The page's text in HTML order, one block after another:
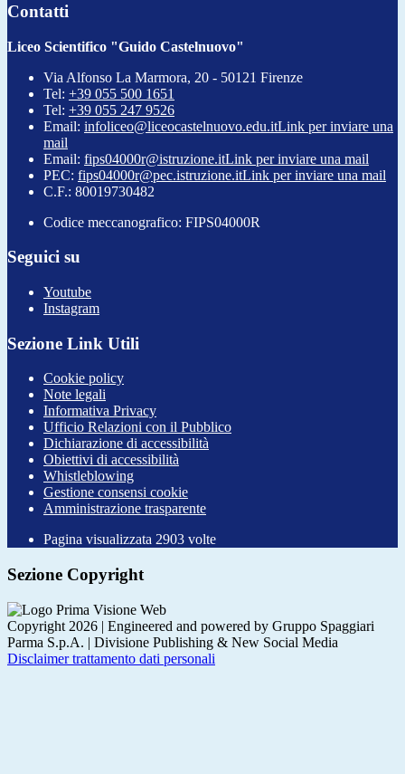
Contatti
Liceo Scientifico "Guido Castelnuovo"
Via Alfonso La Marmora, 20 - 50121 Firenze
Tel: +39 055 500 1651
Tel: +39 055 247 9526
Email: infoliceo@liceocastelnuovo.edu.itLink per inviare una
mail
Email: fips04000r@istruzione.itLink per inviare una mail
PEC: fips04000r@pec.istruzione.itLink per inviare una mail
C.F.: 80019730482
Codice meccanografico: FIPS04000R
Seguici su
Youtube
Instagram
Sezione Link Utili
Cookie policy
Note legali
Informativa Privacy
Ufficio Relazioni con il Pubblico
Dichiarazione di accessibilità
Obiettivi di accessibilità
Whistleblowing
Gestione consensi cookie
Amministrazione trasparente
Pagina visualizzata 2903 volte
Sezione Copyright
Copyright 2026 | Engineered and powered by Gruppo Spaggiari
Parma S.p.A. | Divisione Publishing & New Social Media
Disclaimer trattamento dati personali